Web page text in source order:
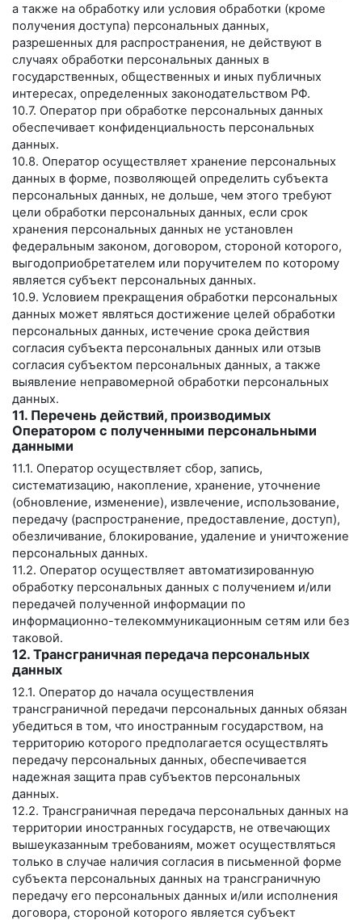
а также на обработку или условия обработки (кроме
получения доступа) персональных данных,
разрешенных для распространения, не действуют в
случаях обработки персональных данных в
государственных, общественных и иных публичных
интересах, определенных законодательством РФ.
10.7. Оператор при обработке персональных данных
обеспечивает конфиденциальность персональных
данных.
10.8. Оператор осуществляет хранение персональных
данных в форме, позволяющей определить субъекта
персональных данных, не дольше, чем этого требуют
цели обработки персональных данных, если срок
хранения персональных данных не установлен
федеральным законом, договором, стороной которого,
выгодоприобретателем или поручителем по которому
является субъект персональных данных.
10.9. Условием прекращения обработки персональных
данных может являться достижение целей обработки
персональных данных, истечение срока действия
согласия субъекта персональных данных или отзыв
согласия субъектом персональных данных, а также
выявление неправомерной обработки персональных
данных.
11. Перечень действий, производимых
Оператором с полученными персональными
данными
11.1. Оператор осуществляет сбор, запись,
систематизацию, накопление, хранение, уточнение
(обновление, изменение), извлечение, использование,
передачу (распространение, предоставление, доступ),
обезличивание, блокирование, удаление и уничтожение
персональных данных.
11.2. Оператор осуществляет автоматизированную
обработку персональных данных с получением и/или
передачей полученной информации по
информационно-телекоммуникационным сетям или без
таковой.
12. Трансграничная передача персональных
данных
12.1. Оператор до начала осуществления
трансграничной передачи персональных данных обязан
убедиться в том, что иностранным государством, на
территорию которого предполагается осуществлять
передачу персональных данных, обеспечивается
надежная защита прав субъектов персональных
данных.
12.2. Трансграничная передача персональных данных на
территории иностранных государств, не отвечающих
вышеуказанным требованиям, может осуществляться
только в случае наличия согласия в письменной форме
субъекта персональных данных на трансграничную
передачу его персональных данных и/или исполнения
договора, стороной которого является субъект